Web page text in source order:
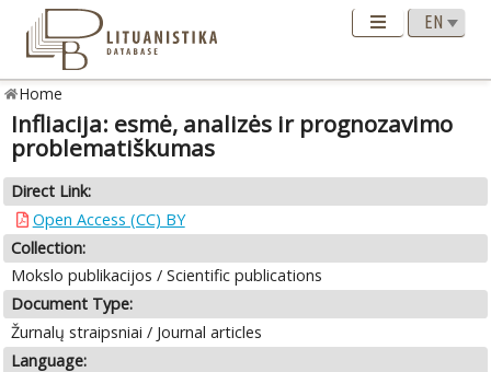
Home
Infliacija: esmė, analizės ir prognozavimo
problematiškumas
Direct Link:
Open Access (CC) BY
Collection:
Mokslo publikacijos / Scientific publications
Document Type:
Žurnalų straipsniai / Journal articles
Language: